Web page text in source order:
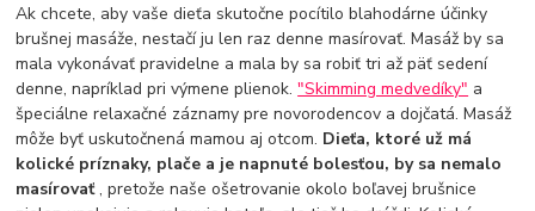
Ak chcete, aby vaše dieťa skutočne pocítilo blahodárne účinky
brušnej masáže, nestačí ju len raz denne masírovať. Masáž by sa
mala vykonávať pravidelne a mala by sa robiť tri až päť sedení
denne, napríklad pri výmene plienok."Skimming medvedíky" a
špeciálne relaxačné záznamy pre novorodencov a dojčatá. Masáž
môže byť uskutočnená mamou aj otcom. Dieťa, ktoré už má
kolické príznaky, plače a je napnuté bolesťou, by sa nemalo
masírovať, pretože naše ošetrovanie okolo boľavej brušnice